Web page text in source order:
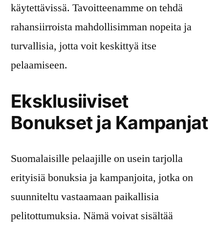
käytettävissä. Tavoitteenamme on tehdä
rahansiirroista mahdollisimman nopeita ja
turvallisia, jotta voit keskittyä itse
pelaamiseen.
Eksklusiiviset
Bonukset ja Kampanjat
Suomalaisille pelaajille on usein tarjolla
erityisiä bonuksia ja kampanjoita, jotka on
suunniteltu vastaamaan paikallisia
pelitottumuksia. Nämä voivat sisältää